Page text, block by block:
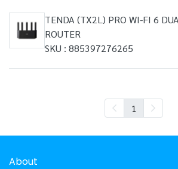
TENDA (TX2L) PRO WI-FI 6
ROUTER
SKU : 885397276265
1
About